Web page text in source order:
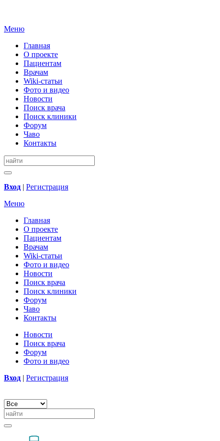
Меню
Главная
О проекте
Пациентам
Врачам
Wiki-статьи
Фото и видео
Новости
Поиск врача
Поиск клиники
Форум
Чаво
Контакты
Вход | Регистрация
Меню
Главная
О проекте
Пациентам
Врачам
Wiki-статьи
Фото и видео
Новости
Поиск врача
Поиск клиники
Форум
Чаво
Контакты
Новости
Поиск врача
Форум
Фото и видео
Вход | Регистрация